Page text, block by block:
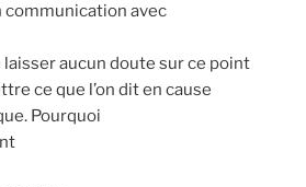
avec
aucun doute sur ce point
ce que l’on dit en cause
Pourquoi